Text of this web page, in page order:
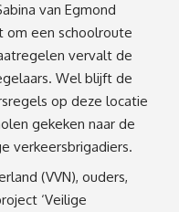
van Egmond
om een schoolroute
vervalt de
Wel blijft de
op deze locatie
gekeken naar de
verkeersbrigadiers.
(VVN), ouders,
‘Veilige